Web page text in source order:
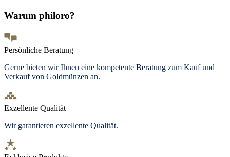
Warum philoro?
Persönliche Beratung
Gerne bieten wir Ihnen eine kompetente Beratung zum Kauf und
Verkauf von Goldmünzen an.
Exzellente Qualität
Wir garantieren exzellente Qualität.